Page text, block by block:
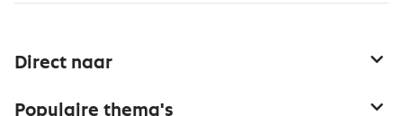
Direct naar
Populaire thema's